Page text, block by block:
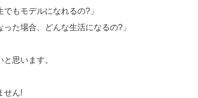
でもモデルになれるの?」
った場合、どんな生活になるの?」
思います。
せん!